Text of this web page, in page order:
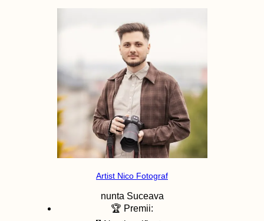
Artist Nico Fotograf
nunta Suceava
🏆 Premii: